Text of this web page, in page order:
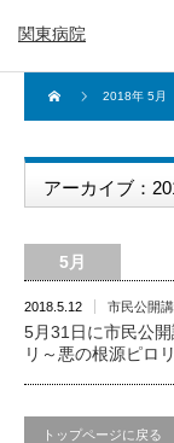
関東病院
2018年 5月
アーカイブ：
5月
2018.5.12 市民公開
5月31日に市民公
リ～悪の根源ピロ
トップページに戻る